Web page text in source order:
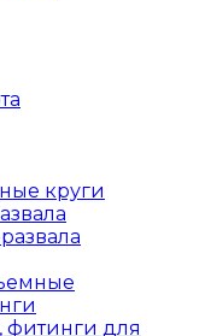
круги
фитинги для